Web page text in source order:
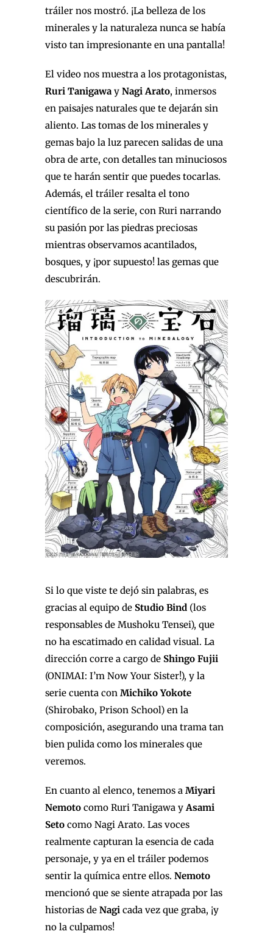
tráiler nos mostró. ¡La belleza de los
minerales y la naturaleza nunca se había
visto tan impresionante en una pantalla!
El video nos muestra a los protagonistas,
Ruri Tanigawa y Nagi Arato, inmersos
en paisajes naturales que te dejarán sin
aliento. Las tomas de los minerales y
gemas bajo la luz parecen salidas de una
obra de arte, con detalles tan minuciosos
que te harán sentir que puedes tocarlas.
Además, el tráiler resalta el tono
científico de la serie, con Ruri narrando
su pasión por las piedras preciosas
mientras observamos acantilados,
bosques, y ¡por supuesto! las gemas que
descubrirán.
Si lo que viste te dejó sin palabras, es
gracias al equipo de Studio Bind (los
responsables de Mushoku Tensei), que
no ha escatimado en calidad visual. La
dirección corre a cargo de Shingo Fujii
(ONIMAI: I’m Now Your Sister!), y la
serie cuenta con Michiko Yokote
(Shirobako, Prison School) en la
composición, asegurando una trama tan
bien pulida como los minerales que
veremos.
En cuanto al elenco, tenemos a Miyari
Nemoto como Ruri Tanigawa yAsami
Seto como Nagi Arato. Las voces
realmente capturan la esencia de cada
personaje, y ya en el tráiler podemos
sentir la química entre ellos. Nemoto
mencionó que se siente atrapada por las
historias de Nagi cada vez que graba, ¡y
no la culpamos!